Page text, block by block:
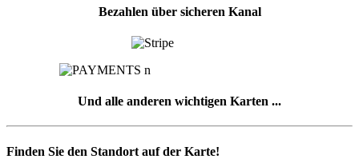
Bezahlen über sicheren Kanal
Und alle anderen wichtigen Karten ...
Finden Sie den Standort auf der Karte!